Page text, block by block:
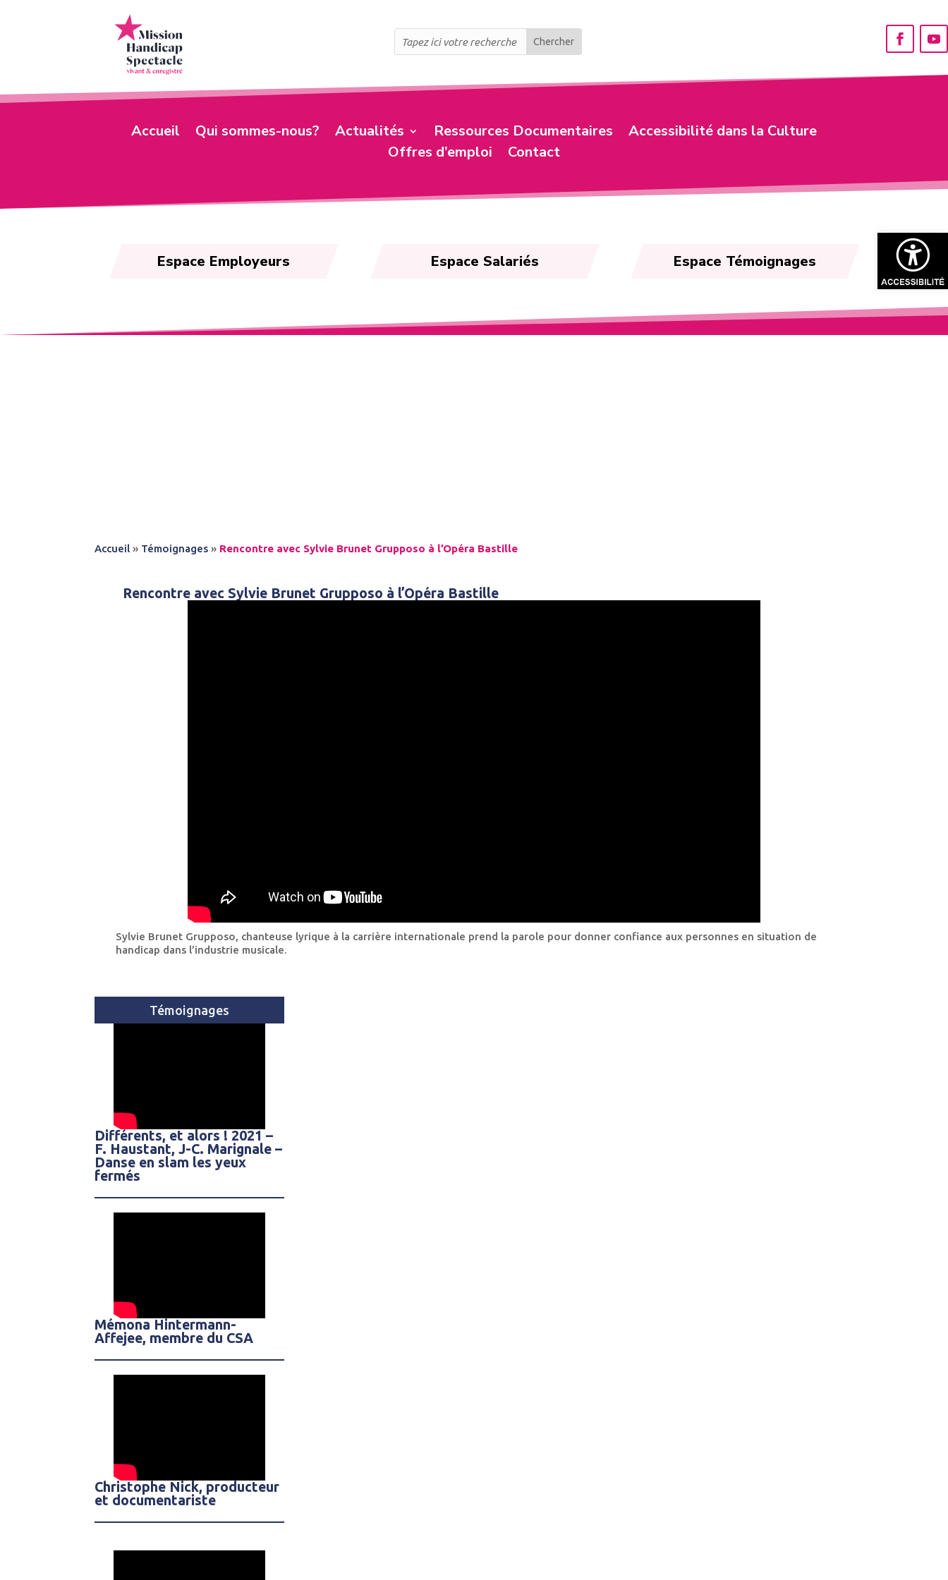
Ouvrir la
Accueil Qui sommes-nous? Actualités Ressources Documentaires
Accessibilité dans la Culture
Offres d’emploi
Contact
Espace Employeurs Espace Salariés Espace Témoignages
Accueil » Témoignages » Rencontre avec Sylvie Brunet Grupposo à l’Opéra Bastille
Rencontre avec Sylvie Brunet Grupposo à l’Opéra Bastille
Sylvie Brunet Grupposo, chanteuse lyrique à la carrière internationale prend la parole pour donner confiance aux personnes en situation de
handicap dans l’industrie musicale.
Témoignages
Différents, et alors ! 2021 –
F. Haustant, J-C. Marignale –
Danse en slam les yeux
fermés
Mémona Hintermann-
Affejee, membre du CSA
Christophe Nick, producteur
et documentariste